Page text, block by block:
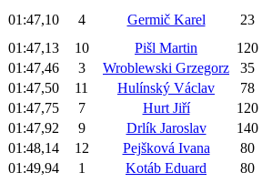
01:47,10 4 Germič Karel
23
01:47,13 10 Pišl Martin
120
01:47,46 3 Wroblewski Grzegorz
35
01:47,50 11 Hulínský Václav
78
01:47,75 7 Hurt Jiří
120
01:47,92 9 Drlík Jaroslav
140
01:48,14 12 Pejšková Ivana
80
01:49,94 1 Kotáb Eduard
80